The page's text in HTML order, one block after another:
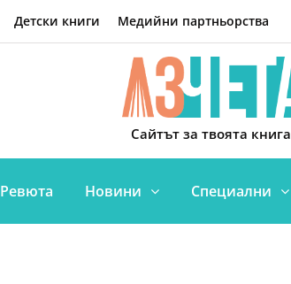
Детски книги Медийни партньорства
Сайтът за твоята книга
Ревюта Новини Специални